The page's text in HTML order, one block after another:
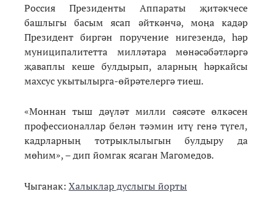
Россия Президенты Аппараты җитәкчесе
башлыгы басым ясап әйткәнчә, моңа кадәр
Президент биргән поручение нигезендә, һәр
муниципалитетта милләтара мөнәсәбәтләргә
җаваплы кеше булдырып, аларның һәркайсы
махсус укытылырга-өйрәтелергә тиеш.
«Моннан тыш дәүләт милли сәясәте өлкәсен
профессионаллар белән тәэмин итү генә түгел,
кадрларның тотрыклылыгын булдыру да
мөһим», – дип йомгак ясаган Магомедов.
Чыганак: Халыклар дуслыгы йорты